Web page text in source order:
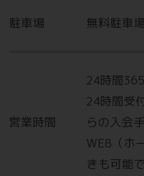
通常の入会キ
✨月会費1
駐車場 無料駐車
営業時間
24時間
24時間受
らの入会
WEB（ホ
きも可能で